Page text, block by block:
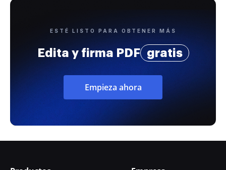
ESTÉ LISTO PARA OBTENER MÁS
Edita y firma PDF gratis
Empieza ahora